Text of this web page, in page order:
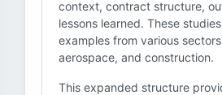
context, contract structure,
lessons learned. These
examples from various
aerospace, and construction.
This expanded structure